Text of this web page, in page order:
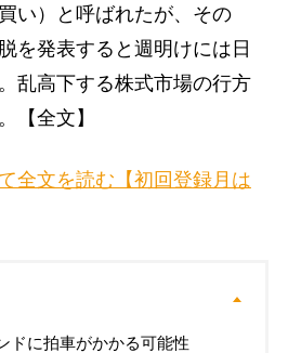
い）と呼ばれたが、その
を発表すると週明けには日
高下する株式市場の行方
【全文】
全文を読む【初回登録月は
ドに拍車がかかる可能性